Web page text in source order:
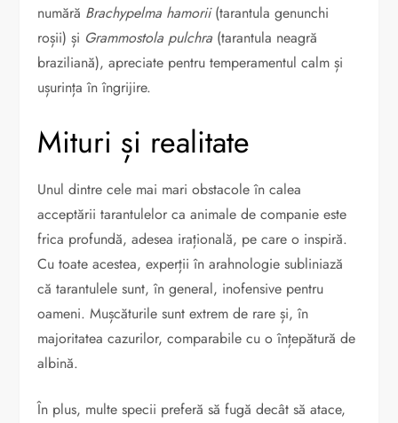
numără Brachypelma hamorii(tarantula genunchi
roșii) și Grammostola pulchra (tarantula neagră
braziliană), apreciate pentru temperamentul calm și
ușurința în îngrijire.
Mituri și realitate
Unul dintre cele mai mari obstacole în calea
acceptării tarantulelor ca animale de companie este
frica profundă, adesea irațională, pe care o inspiră.
Cu toate acestea, experții în arahnologie subliniază
că tarantulele sunt, în general, inofensive pentru
oameni. Mușcăturile sunt extrem de rare și, în
majoritatea cazurilor, comparabile cu o înțepătură de
albină.
În plus, multe specii preferă să fugă decât să atace,